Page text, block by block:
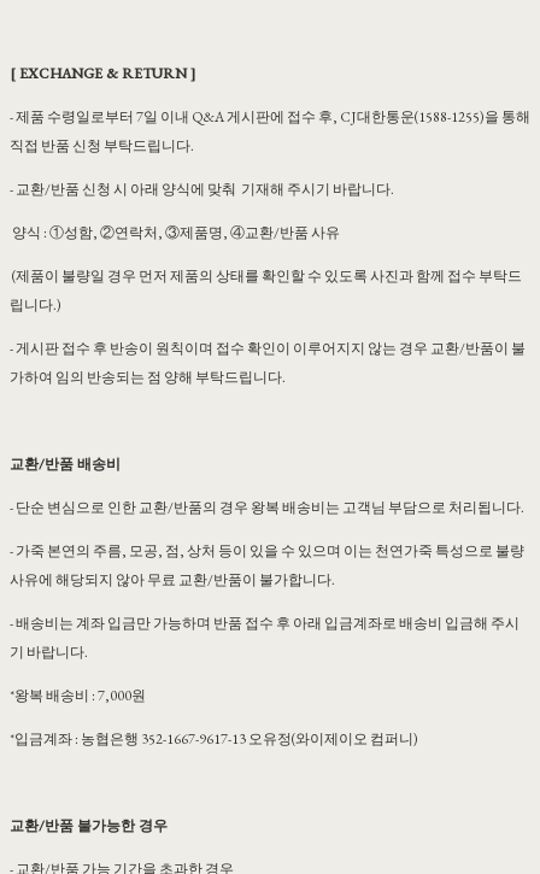
[ EXCHANGE & RETURN ]
- 제품 수령일로부터 7일 이내 Q&A 게시판에 접수 후, CJ대한통운(1588-1255)을 통해
직접 반품 신청 부탁드립니다.
- 교환/반품 신청 시 아래 양식에 맞춰 기재해 주시기 바랍니다.
양식 : ①성함, ②연락처, ③제품명, ④교환/반품 사유
(제품이 불량일 경우 먼저 제품의 상태를 확인할 수 있도록 사진과 함께 접수 부탁드
립니다.)
- 게시판 접수 후 반송이 원칙이며 접수 확인이 이루어지지 않는 경우 교환/반품이 불
가하여 임의 반송되는 점 양해 부탁드립니다.
교환/반품 배송비
- 단순 변심으로 인한 교환/반품의 경우 왕복 배송비는 고객님 부담으로 처리됩니다.
- 가죽 본연의 주름, 모공, 점, 상처 등이 있을 수 있으며 이는 천연가죽 특성으로 불량
사유에 해당되지 않아 무료 교환/반품이 불가합니다.
- 배송비는 계좌 입금만 가능하며 반품 접수 후 아래 입금계좌로 배송비 입금해 주시
기 바랍니다.
*왕복 배송비 : 7,000원
*입금계좌 : 농협은행 352-1667-9617-13 오유정(와이제이오 컴퍼니)
교환/반품 불가능한 경우
- 교환/반품 가능 기간을 초과한 경우